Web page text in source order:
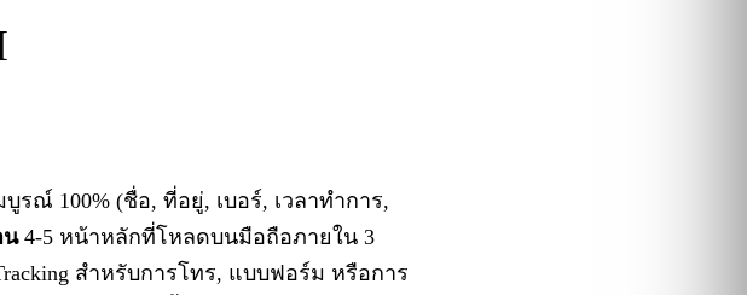
บูรณ์ 100% (ชื่อ, ที่อยู่, เบอร์, เวลาทำการ,
น4-5 หน้าหลักที่โหลดบนมือถือภายใน 3
สำหรับการโทร, แบบฟอร์ม หรือการ